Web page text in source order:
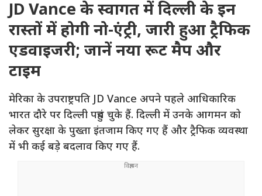
JD Vance के स्वागत में दिल्ली के इन
रास्तों में होगी नो-एंट्री, जारी हुआ ट्रैफिक
एडवाइजरी; जानें नया रूट मैप और
टाइम
मेरिका के उपराष्ट्रपति JD Vance अपने पहले आधिकारिक
भारत दौरे पर दिल्ली पहुंच चुके हैं. दिल्ली में उनके आगमन को
लेकर सुरक्षा के पुख्ता इंतजाम किए गए हैं और ट्रैफिक व्यवस्था
में भी कई बड़े बदलाव किए गए हैं.